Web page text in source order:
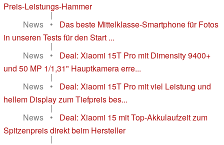
Preis-Leistungs-Hammer
|
News
•
Das beste Mittelklasse-Smartphone für Fotos
in unseren Tests für den Start ...
|
News
•
Deal: Xiaomi 15T Pro mit Dimensity 9400+
und 50 MP 1/1,31" Hauptkamera erre...
|
News
•
Deal: Xiaomi 15T Pro mit viel Leistung und
hellem Display zum Tiefpreis bes...
|
News
•
Deal: Xiaomi 15 mit Top-Akkulaufzeit zum
Spitzenpreis direkt beim Hersteller
|